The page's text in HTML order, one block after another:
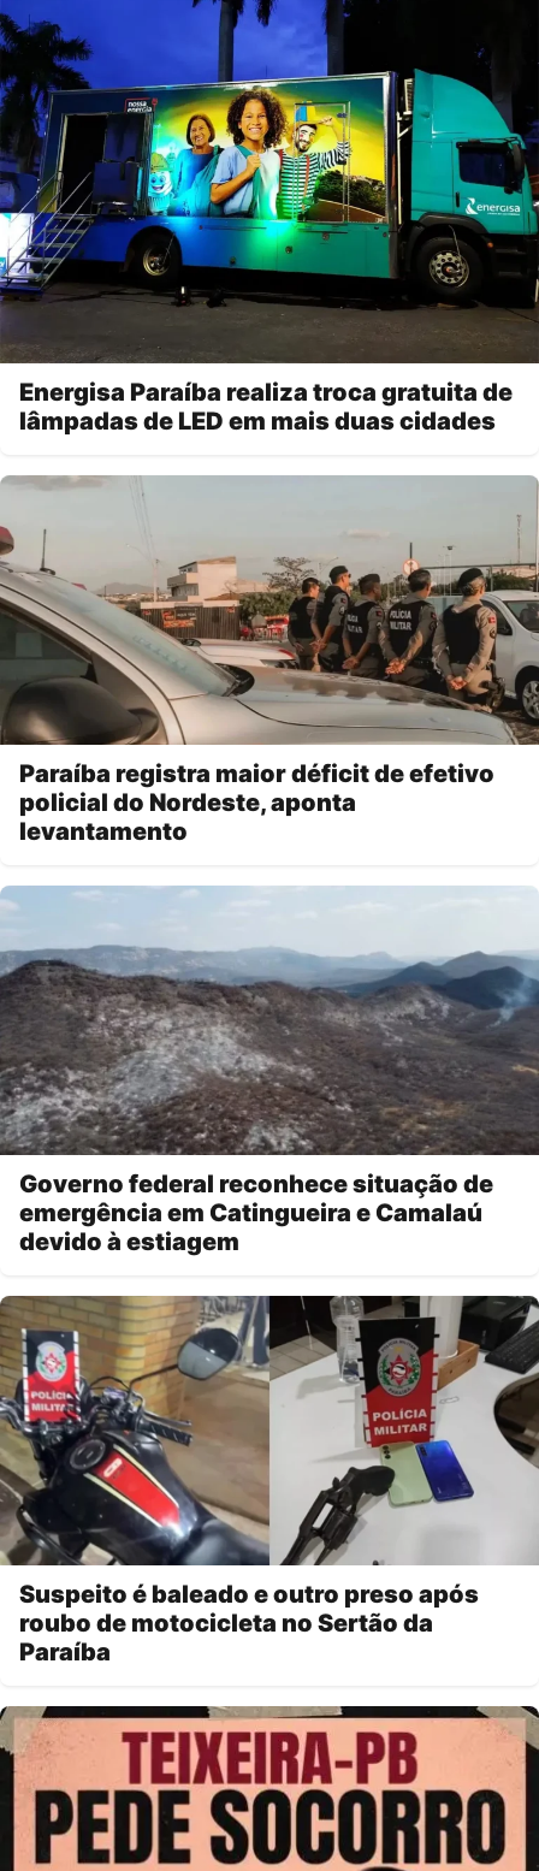
Energisa Paraíba realiza troca gratuita de
lâmpadas de LED em mais duas cidades
Paraíba registra maior déficit de efetivo
policial do Nordeste, aponta
levantamento
Governo federal reconhece situação de
emergência em Catingueira e Camalaú
devido à estiagem
Suspeito é baleado e outro preso após
roubo de motocicleta no Sertão da
Paraíba